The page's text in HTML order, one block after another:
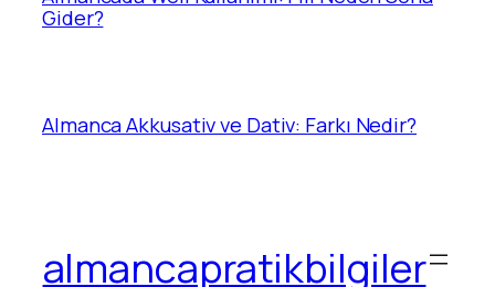
Gider?
Almanca Akkusativ ve Dativ: Farkı Nedir?
almancapratikbilgiler